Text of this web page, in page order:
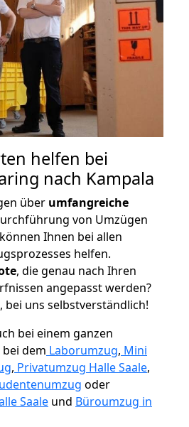
helfen bei
nach Kampala
über umfangreiche
von Umzügen
Ihnen bei allen
helfen.
, die genau nach Ihren
angepasst werden?
bei uns selbstverständlich!
bei einem ganzen
dem Laborumzug, Mini
, Privatumzug Halle Saale,
oder
Saale und Büroumzug in